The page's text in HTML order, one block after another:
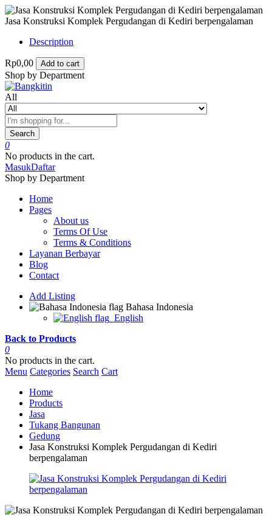
Jasa Konstruksi Komplek Pergudangan di Kediri berpengalaman
Description
Rp0,00 Add to cart
Shop by Department
All
Search
0
No products in the cart.
MasukDaftar
Shop by Department
Home
Pages
About us
Terms Of Use
Terms & Conditions
Layanan Berbayar
Blog
Contact
Add Listing
Bahasa Indonesia
English
Back to Products
0
No products in the cart.
Menu Categories Search Cart
Home
Products
Jasa
Tukang Bangunan
Gedung
Jasa Konstruksi Komplek Pergudangan di Kediri
berpengalaman